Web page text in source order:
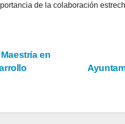
de la colaboración
en